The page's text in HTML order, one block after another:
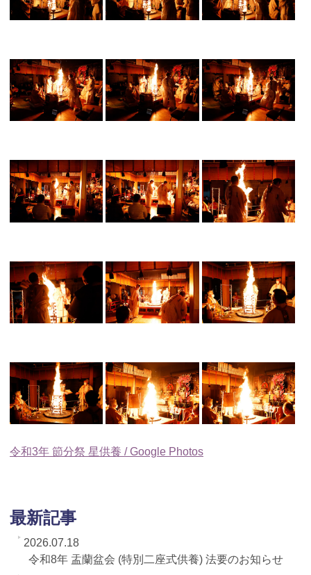
令和3年 節分祭 星供養 / Google Photos
最新記事
2026.07.18
令和8年 盂蘭盆会 (特別二座式供養) 法要のお知らせ